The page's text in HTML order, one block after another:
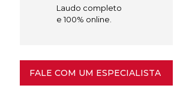
Laudo completo
e 100% online.
FALE COM UM ESPECIALISTA